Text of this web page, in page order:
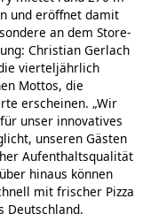
und eröffnet damit
an dem Store-
Christian Gerlach
vierteljährlich
Mottos, die
erscheinen. „Wir
unser innovatives
unseren Gästen
Aufenthaltsqualität
hinaus können
mit frischer Pizza
Deutschland.